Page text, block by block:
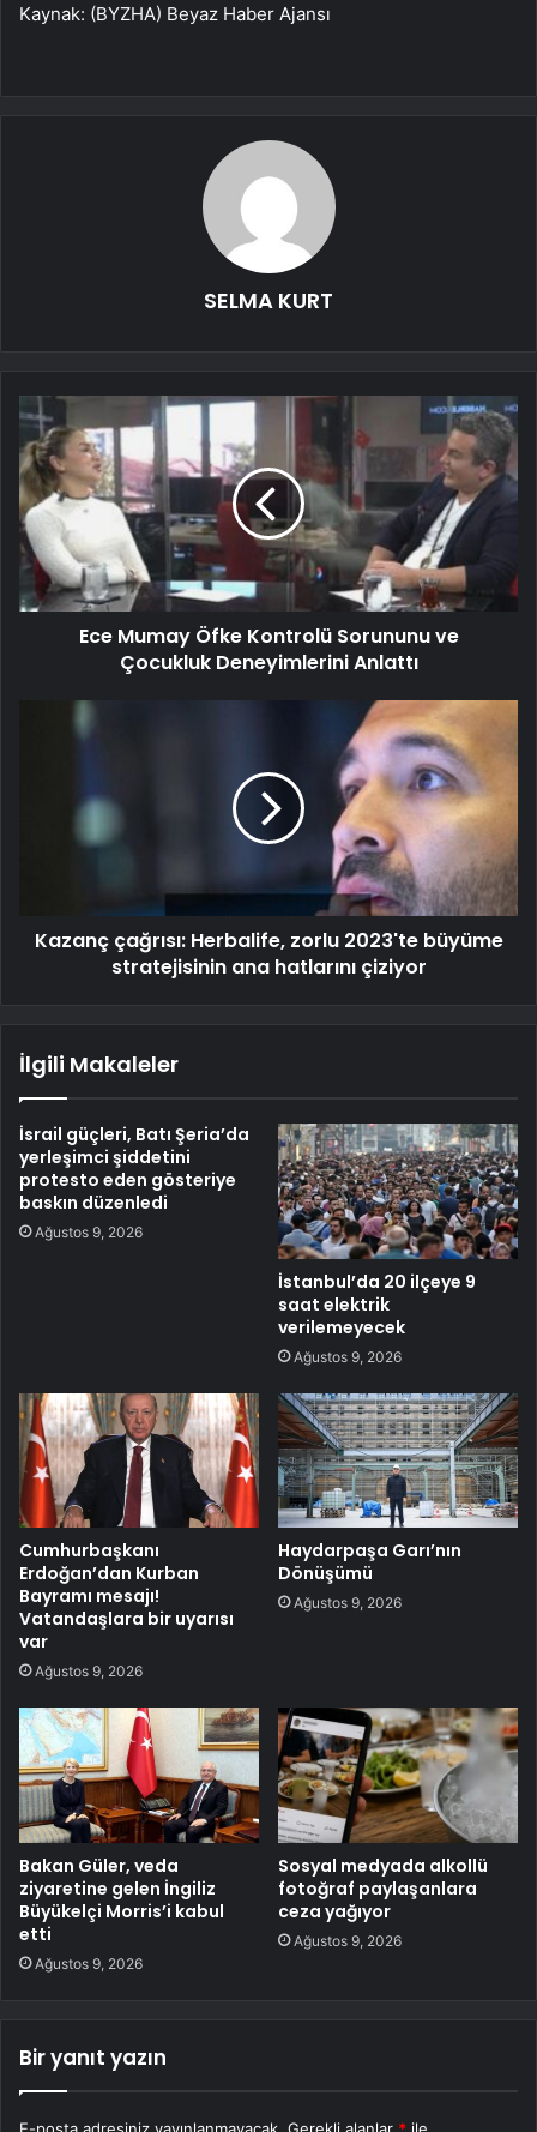
Kaynak: (BYZHA) Beyaz Haber Ajansı
SELMA KURT
Ece Mumay Öfke Kontrolü Sorununu ve
Çocukluk Deneyimlerini Anlattı
Kazanç çağrısı: Herbalife, zorlu 2023'te büyüme
stratejisinin ana hatlarını çiziyor
İlgili Makaleler
İsrail güçleri, Batı Şeria’da
yerleşimci şiddetini
protesto eden gösteriye
baskın düzenledi
Ağustos 9, 2026
İstanbul’da 20 ilçeye 9
saat elektrik
verilemeyecek
Ağustos 9, 2026
Cumhurbaşkanı
Erdoğan’dan Kurban
Bayramı mesajı!
Vatandaşlara bir uyarısı
var
Ağustos 9, 2026
Haydarpaşa Garı’nın
Dönüşümü
Ağustos 9, 2026
Bakan Güler, veda
ziyaretine gelen İngiliz
Büyükelçi Morris’i kabul
etti
Ağustos 9, 2026
Sosyal medyada alkollü
fotoğraf paylaşanlara
ceza yağıyor
Ağustos 9, 2026
Bir yanıt yazın